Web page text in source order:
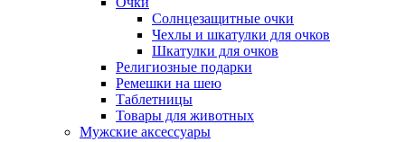
Солнцезащитные очки
Чехлы и шкатулки для очков
Шкатулки для очков
Религиозные подарки
Ремешки на шею
Таблетницы
Товары для животных
Мужские аксессуары